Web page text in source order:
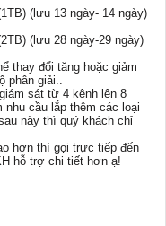
(lưu 13 ngày- 14 ngày)
(lưu 28 ngày-29 ngày)
thay đổi tăng hoặc giảm
phân giải..
sát từ 4 kênh lên 8
cầu lắp thêm các loại
này thì quý khách chỉ
hơn thì gọi trực tiếp đến
hỗ trợ chi tiết hơn ạ!